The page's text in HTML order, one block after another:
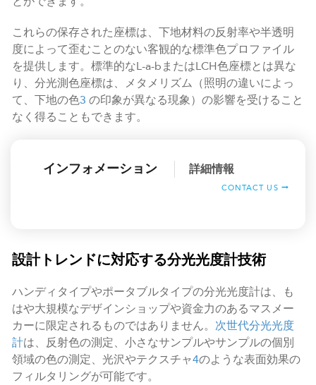
これらの保存された座標は、下地材料の反射率や半透明
度によって歪むことのない客観的な標準色プロファイル
を提供します。標準的なL-a-bまたはLCH色座標とは異な
り、分光測色座標は、メタメリズム（照明の違いによっ
て、下地の色3 の印象が異なる現象）の影響を受けること
なく得ることもできます。
インフォメーション 詳細情報
CONTACT US
設計トレンドに対応する分光光度計技術
ハンディタイプやポータブルタイプの分光光度計は、も
はや大規模なデザインショップや資金力のあるマスメー
カーに限定されるものではありません。 次世代分光光度
計は、反射色の測定、小さなサンプルやサンプルの個別
領域の色の測定、光沢やテクスチャ4のような表面効果の
フィルタリングが可能です。